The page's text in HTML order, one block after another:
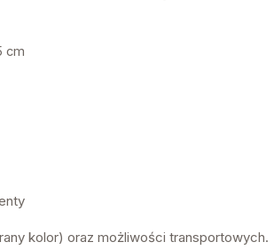
cm
kolor) oraz możliwości transportowych.